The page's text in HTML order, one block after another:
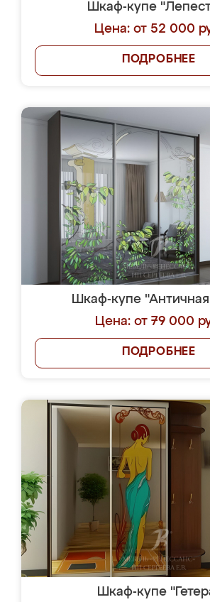
Шкаф-купе
Цена: от 52 000
ПОДРОБНЕЕ
Шкаф-купе
Цена: от 79 000
ПОДРОБНЕЕ
Шкаф-купе